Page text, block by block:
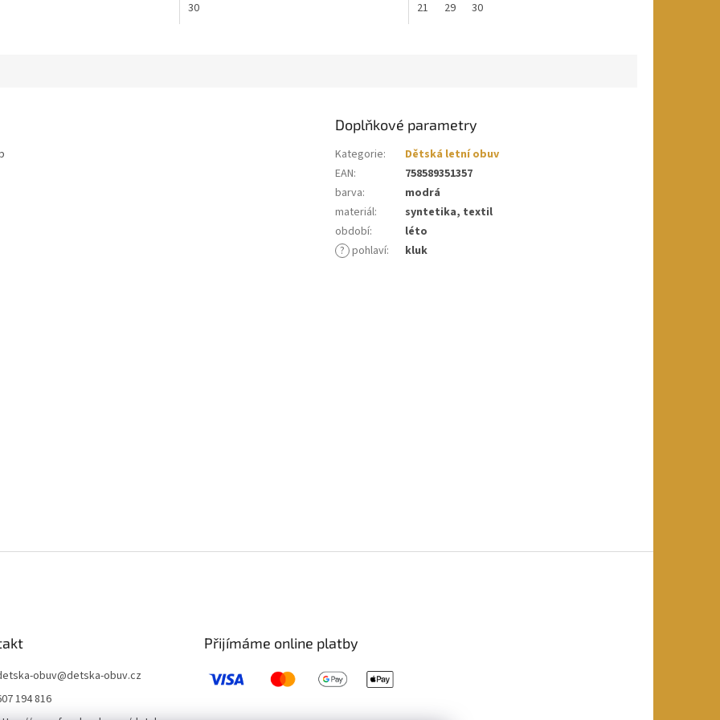
30 21 29 30
Doplňkové parametry
Kategorie:
Dětská letní obuv
EAN:
758589351357
barva:
modrá
materiál:
syntetika, textil
období:
léto
? pohlaví: kluk
obuv@detska-obuv.cz
194 816
Přijímáme online platby